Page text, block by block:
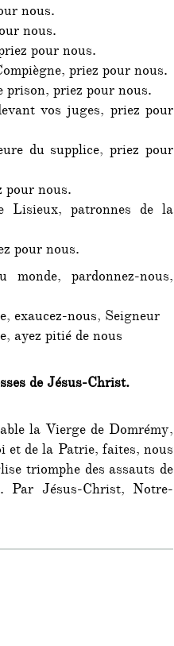
nous.
nous.
pour nous.
priez pour nous.
prison, priez pour nous.
vos juges, priez pour
du supplice, priez pour
pour nous.
Lisieux, patronnes de la
pour nous.
pardonnez-nous,
exaucez-nous, Seigneur
ayez pitié de nous
de Jésus-Christ.
la Vierge de Domrémy,
et de la Patrie, faites, nous
triomphe des assauts de
Par Jésus-Christ, Notre-